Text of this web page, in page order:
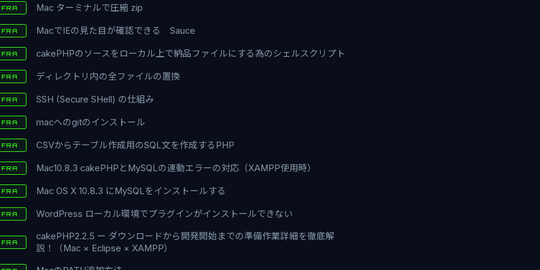
Mac ターミナルで圧縮 zip
MacでIEの見た目が確認できる Sauce
cakePHPのソースをローカル上で納品ファイルにする為のシェルスクリプト
ディレクトリ内の全ファイルの置換
SSH (Secure SHell) の仕組み
macへのgitのインストール
CSVからテーブル作成用のSQL文を作成するPHP
Mac10.8.3 cakePHPとMySQLの連動エラーの対応（XAMPP使用時）
Mac OS X 10.8.3 にMySQLをインストールする
WordPress ローカル環境でプラグインがインストールできない
cakePHP2.2.5 ー ダウンロードから開発開始までの準備作業詳細を徹底解
説！（Mac × Eclipse × XAMPP）